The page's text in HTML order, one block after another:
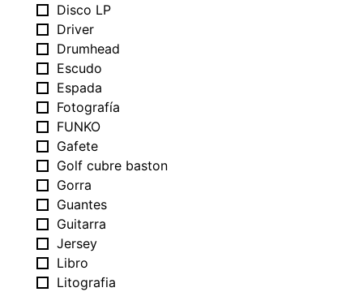
Disco LP
Driver
Drumhead
Escudo
Espada
Fotografía
FUNKO
Gafete
Golf cubre baston
Gorra
Guantes
Guitarra
Jersey
Libro
Litografia